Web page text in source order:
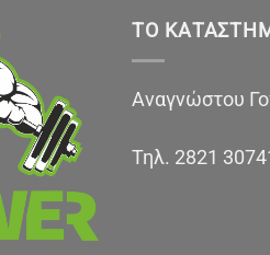
ΤΟ
Αναγνώστου
Τηλ. 2821